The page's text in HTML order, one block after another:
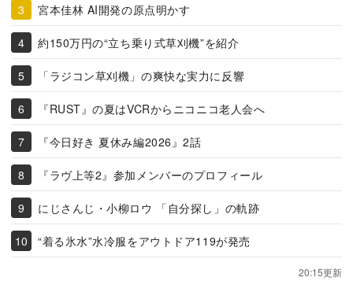
宮本佳林 AI開発の原点明かす
約150万円の“立ち乗り式草刈機”を紹介
「ラジコン草刈機」の爽快な実力に反響
『RUST』の夏はVCRからニコニコ老人会へ
『今日好き 夏休み編2026』2話
『ラヴ上等2』参加メンバーのプロフィール
にじさんじ・小柳ロウ 「自分探し」の軌跡
“着る氷水”水冷服をアウトドア119が発売
20:15更新